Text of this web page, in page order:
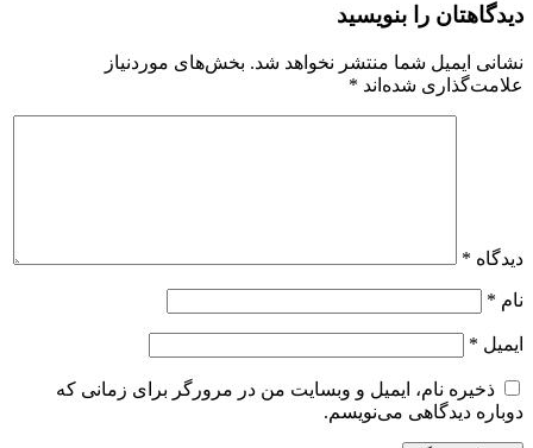
دیدگاهتان را بنویسید
نشانی ایمیل شما منتشر نخواهد شد. بخش‌های موردنیاز
علامت‌گذاری شده‌اند *
دیدگاه *
نام *
ایمیل *
ذخیره نام، ایمیل و وبسایت من در مرورگر برای زمانی که
دوباره دیدگاهی می‌نویسم.